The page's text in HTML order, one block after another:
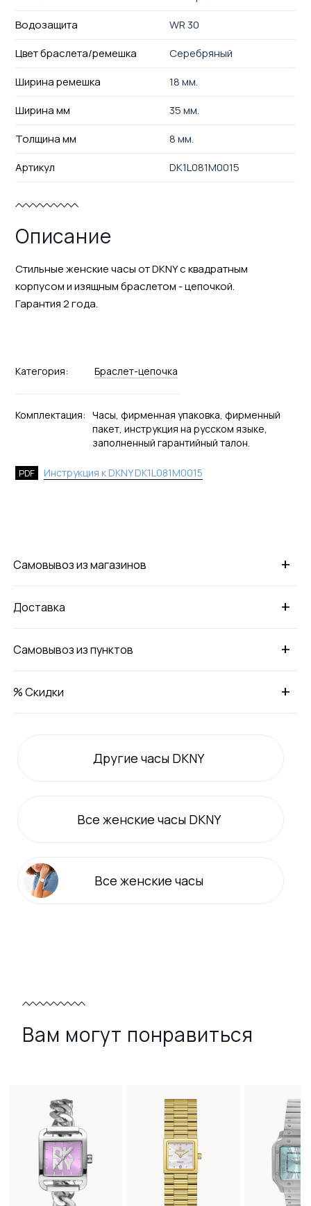
Водозащита
WR 30
Цвет браслета/ремешка
Серебряный
Ширина ремешка
18 мм.
Ширина мм
35 мм.
Толщина мм
8 мм.
Артикул
DK1L081M0015
Описание
Стильные женские часы от DKNY с квадратным
корпусом и изящным браслетом - цепочкой.
Гарантия 2 года.
Категория: Браслет-цепочка
Комплектация: Часы, фирменная упаковка, фирменный
пакет, инструкция на русском языке,
заполненный гарантийный талон.
PDF Инструкция к DKNY DK1L081M0015
+
Самовывоз из магазинов
+
Доставка
+
Самовывоз из пунктов
+
% Скидки
Другие часы DKNY
Все женские часы DKNY
Все женские часы
Вам могут понравиться